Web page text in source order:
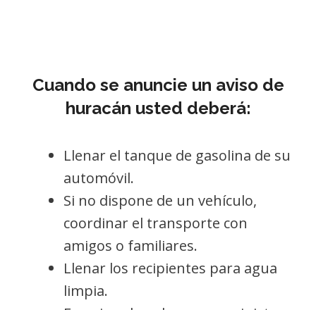
Cuando se anuncie un aviso de
huracán usted deberá:
Llenar el tanque de gasolina de su
automóvil.
Si no dispone de un vehículo,
coordinar el transporte con
amigos o familiares.
Llenar los recipientes para agua
limpia.